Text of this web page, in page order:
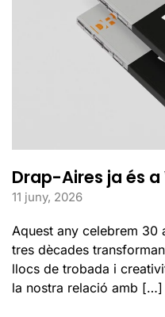
Drap-Aires ja és
11 juny, 2026
Aquest any celebrem 30
tres dècades
llocs de trobada i
la nostra relació amb […]